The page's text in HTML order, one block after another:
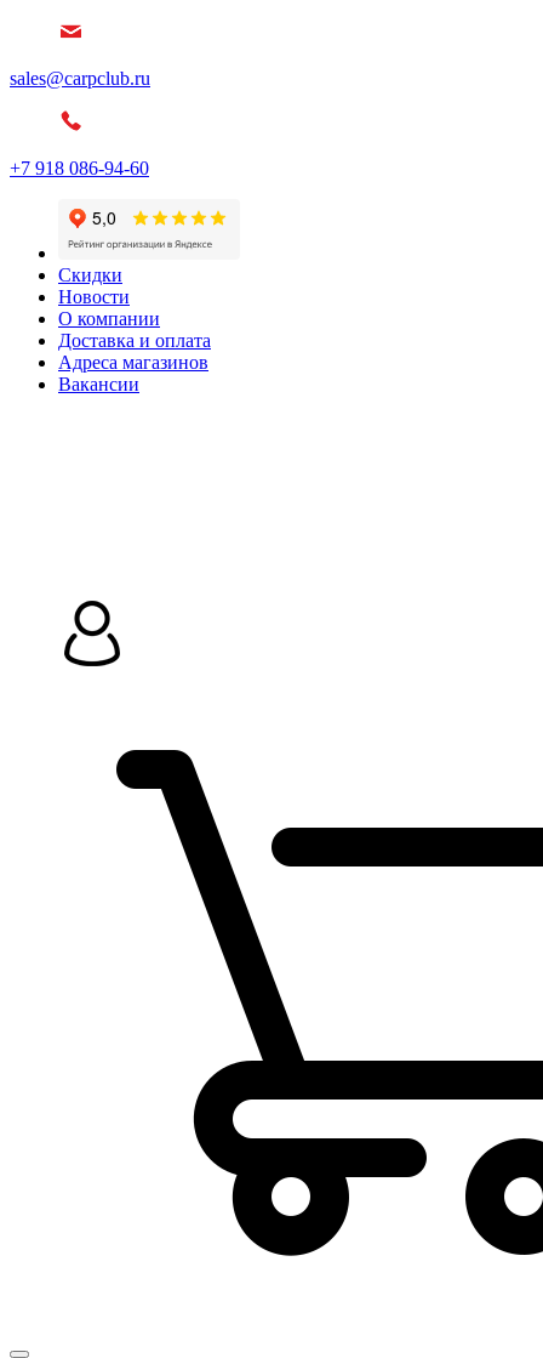
sales@carpclub.ru
+7 918 086-94-60
Скидки
Новости
О компании
Доставка и оплата
Адреса магазинов
Вакансии